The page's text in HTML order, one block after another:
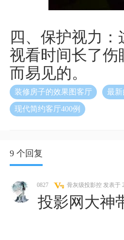
四、保护视力
视看时间长了伤
而易见的。
装修房子的效果图客厅 最新
现代简约客厅400例
9 个回复
0827 骨灰级投影控 发表于
投影网大神